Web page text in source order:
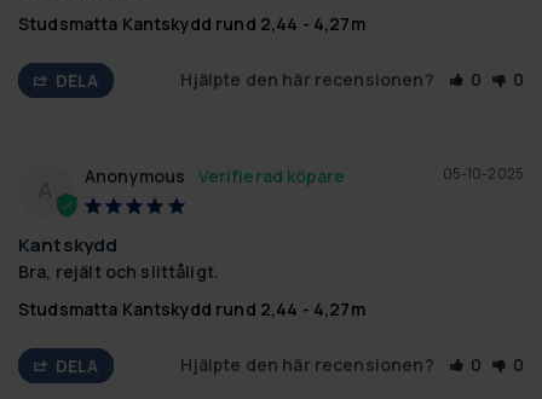
Studsmatta Kantskydd rund 2,44 - 4,27m
DELA Hjälpte den här recensionen? 0 0
05-10-2025
Anonymous
Kantskydd
Bra, rejält och slittåligt.
Studsmatta Kantskydd rund 2,44 - 4,27m
DELA Hjälpte den här recensionen? 0 0